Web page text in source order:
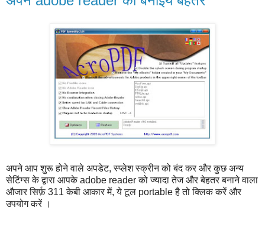
अपने आप शुरू होने वाले अपडेट, स्प्लेश स्क्रीन को बंद कर और कुछ अन्य
सेटिंग्स के द्वारा आपके adobe reader को ज्यादा तेज और बेहतर बनाने वाला
औजार सिर्फ़ 311 केबी आकार में, ये टूल portable है तो क्लिक करें और
उपयोग करें ।